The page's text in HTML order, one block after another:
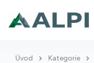
Úvod Kategorie